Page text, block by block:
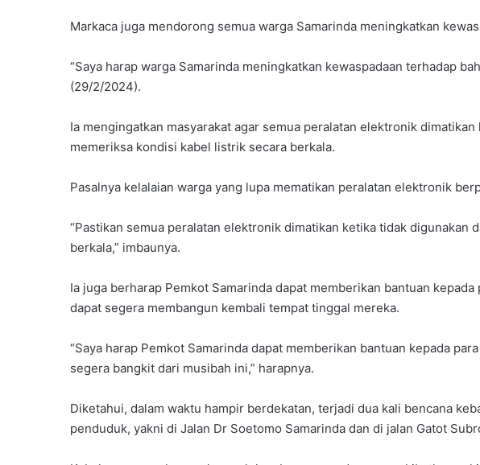
Markaca juga mendorong semua warga Samarinda meningkatkan
“Saya harap warga Samarinda meningkatkan kewaspadaan terhadap
(29/2/2024).
Ia mengingatkan masyarakat agar semua peralatan elektronik
memeriksa kondisi kabel listrik secara berkala.
Pasalnya kelalaian warga yang lupa mematikan peralatan elektronik
“Pastikan semua peralatan elektronik dimatikan ketika tidak digunakan
berkala,” imbaunya.
Ia juga berharap Pemkot Samarinda dapat memberikan bantuan
dapat segera membangun kembali tempat tinggal mereka.
“Saya harap Pemkot Samarinda dapat memberikan bantuan kepada
segera bangkit dari musibah ini,” harapnya.
Diketahui, dalam waktu hampir berdekatan, terjadi dua kali bencana
penduduk, yakni di Jalan Dr Soetomo Samarinda dan di jalan Gatot